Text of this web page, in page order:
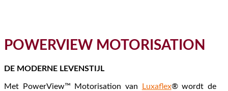
POWERVIEW MOTORISATION
DE MODERNE LEVENSTIJL
Met PowerView™ Motorisation van Luxaflex® wordt de